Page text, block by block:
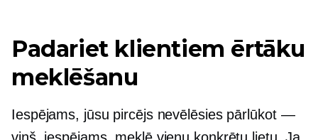
Padariet klientiem ērtāku
meklēšanu
Iespējams, jūsu pircējs nevēlēsies pārlūkot —